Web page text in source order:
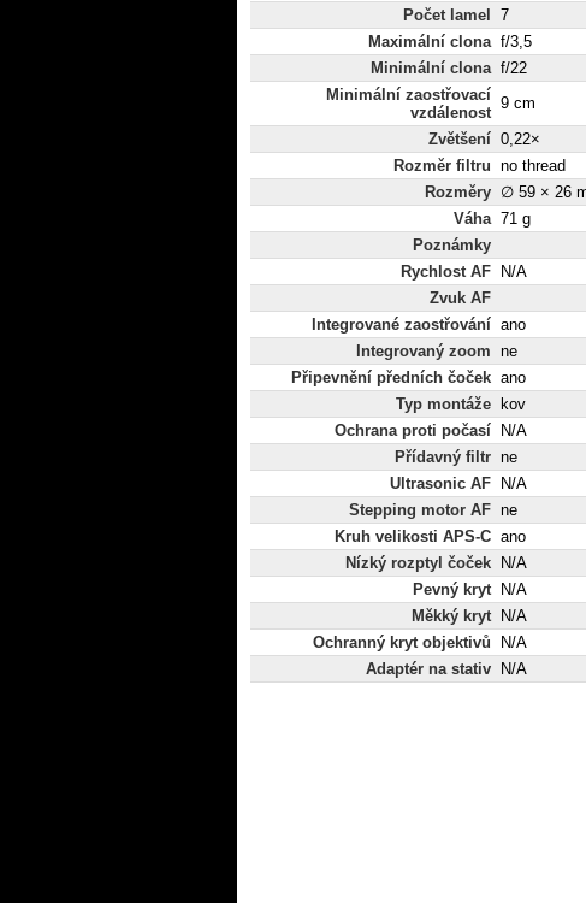
Počet lamel
7
Maximální clona f/3,5
Minimální clona f/22
Minimální zaostřovací
vzdálenost
9 cm
Zvětšení 0,22×
Rozměr filtru no thread
Rozměry ∅ 59 × 26
Váha 71 g
Poznámky
Rychlost AF
N/A
Zvuk AF
Integrované zaostřování ano
Integrovaný zoom ne
Připevnění předních čoček ano
Typ montáže
kov
Ochrana proti počasí
N/A
Přídavný filtr ne
Ultrasonic AF
N/A
Stepping motor AF ne
Kruh velikosti APS-C ano
Nízký rozptyl čoček
N/A
Pevný kryt
N/A
Měkký kryt
N/A
Ochranný kryt objektivů
N/A
Adaptér na stativ
N/A